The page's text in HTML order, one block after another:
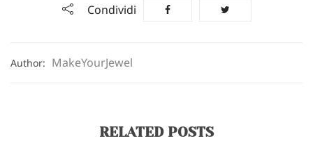
Condividi
Author: MakeYourJewel
RELATED POSTS